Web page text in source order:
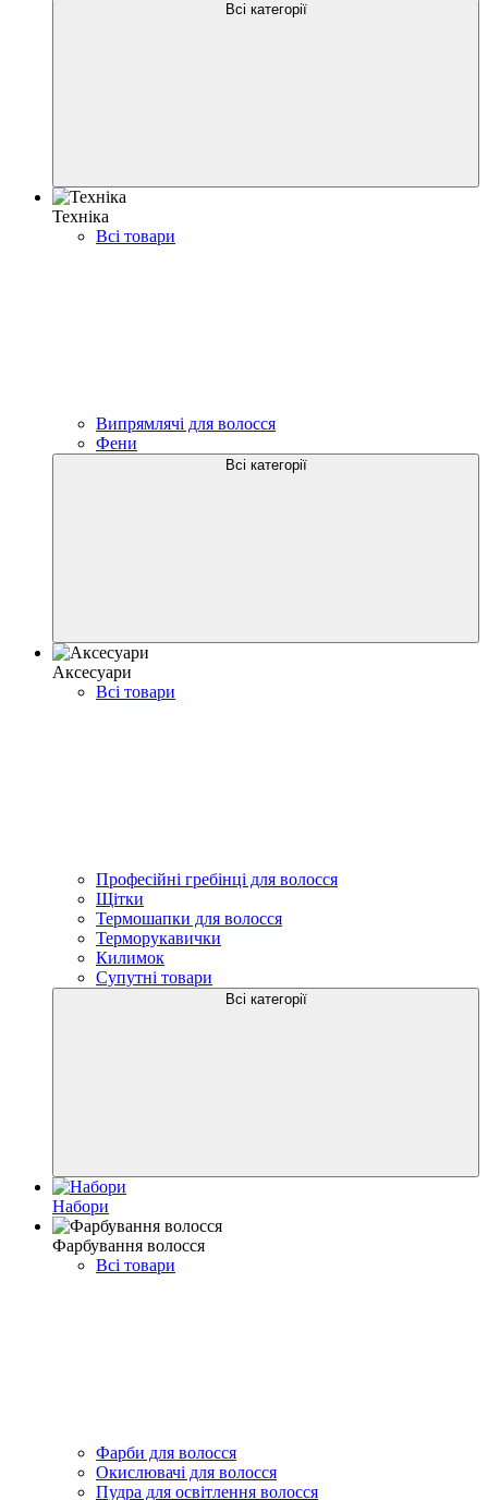
Всі категорії
Техніка
Всі товари
Випрямлячі для волосся
Фени
Всі категорії
Аксесуари
Всі товари
Професійні гребінці для волосся
Щітки
Термошапки для волосся
Терморукавички
Килимок
Супутні товари
Всі категорії
Набори
Фарбування волосся
Всі товари
Фарби для волосся
Окислювачі для волосся
Пудра для освітлення волосся